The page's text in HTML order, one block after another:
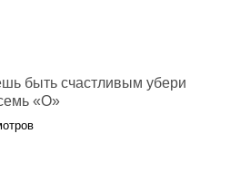
быть счастливым убери
«О»